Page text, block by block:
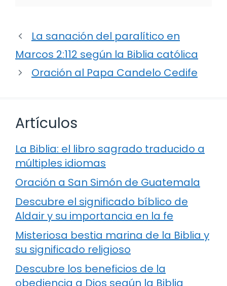
La sanación del paralítico en
Marcos 2:112 según la Biblia católica
Oración al Papa Candelo Cedife
Artículos
La Biblia: el libro sagrado traducido a
múltiples idiomas
Oración a San Simón de Guatemala
Descubre el significado bíblico de
Aldair y su importancia en la fe
Misteriosa bestia marina de la Biblia y
su significado religioso
Descubre los beneficios de la
obediencia a Dios según la Biblia